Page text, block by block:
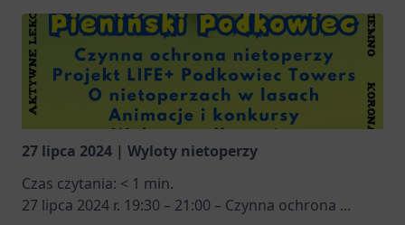
27 lipca 2024 | Wyloty nietoperzy
Czas czytania: < 1 min.
27 lipca 2024 r. 19:30 – 21:00 – Czynna ochrona ...